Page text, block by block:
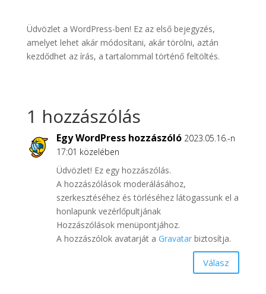
Üdvözlet a WordPress-ben! Ez az első bejegyzés,
amelyet lehet akár módosítani, akár törölni, aztán
kezdődhet az írás, a tartalommal történő feltöltés.
1 hozzászólás
Egy WordPress hozzászóló 2023.05.16.-n
17:01 közelében
Üdvözlet! Ez egy hozzászólás.
A hozzászólások moderálásához,
szerkesztéséhez és törléséhez látogassunk el a
honlapunk vezérlőpultjának
Hozzászólások menüpontjához.
A hozzászólok avatarját a Gravatarbiztosítja.
Válasz